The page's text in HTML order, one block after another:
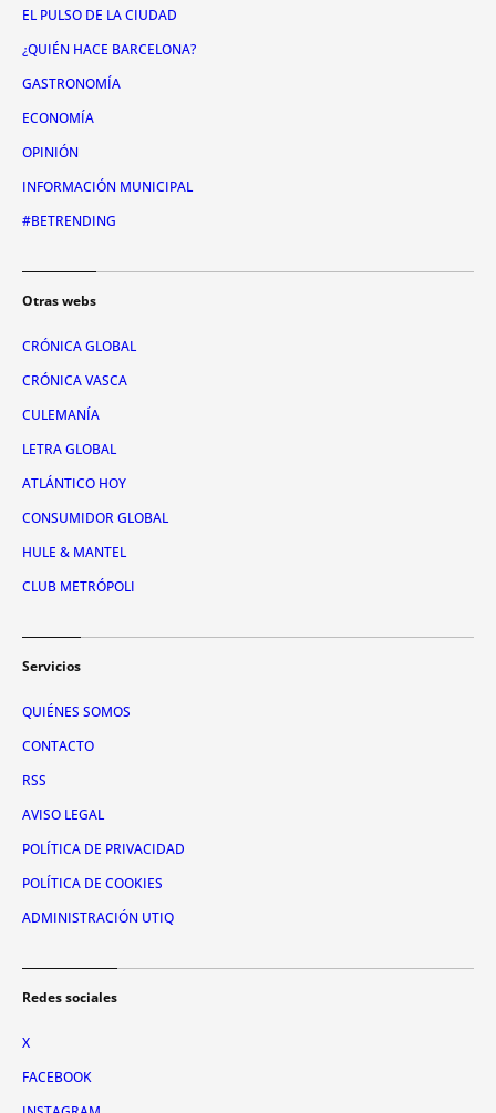
EL PULSO DE LA CIUDAD
¿QUIÉN HACE BARCELONA?
GASTRONOMÍA
ECONOMÍA
OPINIÓN
INFORMACIÓN MUNICIPAL
#BETRENDING
Otras webs
CRÓNICA GLOBAL
CRÓNICA VASCA
CULEMANÍA
LETRA GLOBAL
ATLÁNTICO HOY
CONSUMIDOR GLOBAL
HULE & MANTEL
CLUB METRÓPOLI
Servicios
QUIÉNES SOMOS
CONTACTO
RSS
AVISO LEGAL
POLÍTICA DE PRIVACIDAD
POLÍTICA DE COOKIES
ADMINISTRACIÓN UTIQ
Redes sociales
X
FACEBOOK